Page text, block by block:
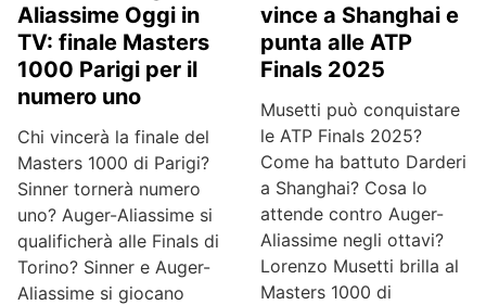
Aliassime Oggi in
TV: finale Masters
1000 Parigi per il
numero uno
Chi vincerà la finale del
Masters 1000 di Parigi?
Sinner tornerà numero
uno? Auger-Aliassime si
qualificherà alle Finals di
Torino? Sinner e Auger-
Aliassime si giocano
vince a Shanghai e
punta alle ATP
Finals 2025
Musetti può conquistare
le ATP Finals 2025?
Come ha battuto Darderi
a Shanghai? Cosa lo
attende contro Auger-
Aliassime negli ottavi?
Lorenzo Musetti brilla al
Masters 1000 di